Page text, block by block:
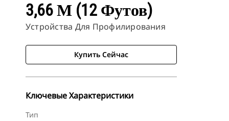
3,66 М (12 Футов)
Устройства Для Профилирования
Купить Сейчас
Ключевые Характеристики
Тип